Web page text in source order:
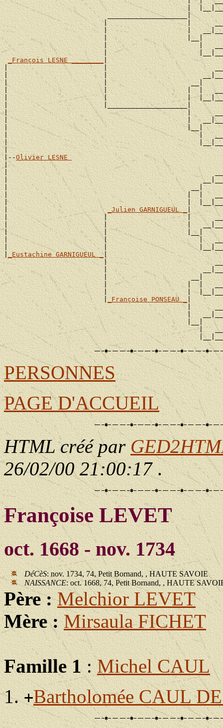
                                              |  |__|__
                          ____________________|
                         |                    |      __
                         |                    |   __|__
                         |                    |__|
                         |                       |   __
                         |                       |__|__
_François LESNE ________ |
|                        |                           __
|                        |                        __|__
|                        |                     __|
|                        |                    |  |   __
|                        |                    |  |__|__
|                        |____________________|
|                                             |      __
|                                             |   __|__
|                                             |__|
|                                                |   __
|                                                |__|__
|
|--Olivier LESNE
|
|                                                    __
|                                                 __|__
|                                              __|
|                                             |  |   __
|                                             |  |__|__
| _Julien GARNIGUEUL _
|                        |                    |      __
|                        |                    |   __|__
|                        |                    |__|
|                        |                       |   __
|                        |                       |__|__
|
_Eustachine GARNIGUEUL _|
                         |                           __
                         |                        __|__
                         |                     __|
                         |                    |  |   __
                         |                    |  |__|__
                         |
_Françoise PONSEAU _
                                              |      __
                                              |   __|__
                                              |__|
                                                 |   __
PERSONNES
PAGE D'ACCUEIL
HTML créé par
26/02/00 21:00:17.
Françoise LEVET
oct. 1668 - nov. 1734
DéCèS: nov. 1734, 74, Petit Bornand, , HAUTE SAVOIE
NAISSANCE: oct. 1668, 74, Petit Bornand, , HAUTE
Père :Melchior LEVET
Mère :Mirsaula FICHET
Famille 1:Michel CAUL
+Bartholomée CAUL